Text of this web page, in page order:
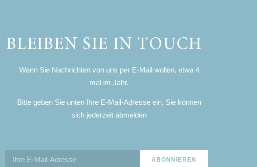
BLEIBEN SIE IN TOUCH
Wenn Sie Nachrichten von uns per E-Mail wollen, etwa 4
mal im Jahr.
Bitte geben Sie unten Ihre E-Mail-Adresse ein, Sie können
sich jederzeit abmelden
ABONNIEREN